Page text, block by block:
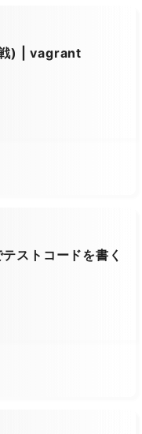
) | vagrant
ストコードを書く